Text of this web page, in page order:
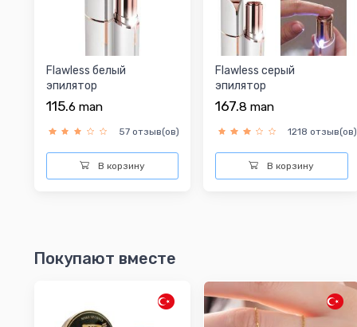
Flawless белый
эпилятор
115.6 man
57 отзыв(ов)
В корзину
Flawless серый
эпилятор
167.8 man
1218 отзыв(ов)
В корзину
Покупают вместе